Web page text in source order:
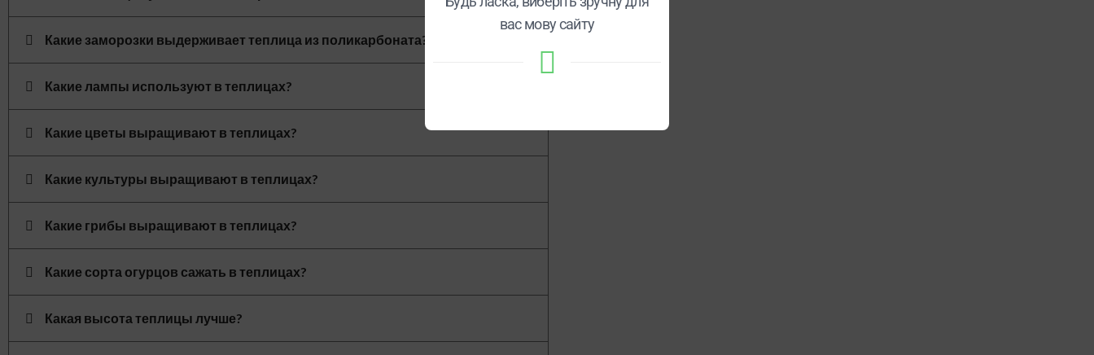
Какие заморозки выдерживает теплица из поликарбоната?
Какие лампы используют в теплицах?
Какие цветы выращивают в теплицах?
Какие культуры выращивают в теплицах?
Какие грибы выращивают в теплицах?
Какие сорта огурцов сажать в теплицах?
Какая высота теплицы лучше?
вас мову сайту